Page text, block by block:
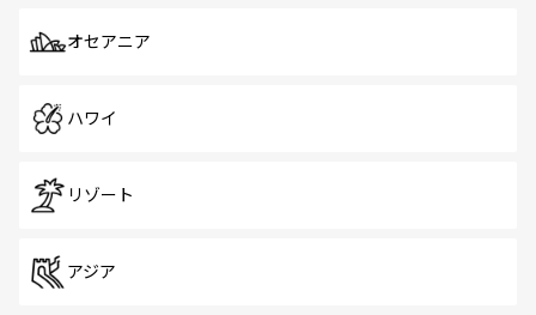
オセアニア
ハワイ
リゾート
アジア